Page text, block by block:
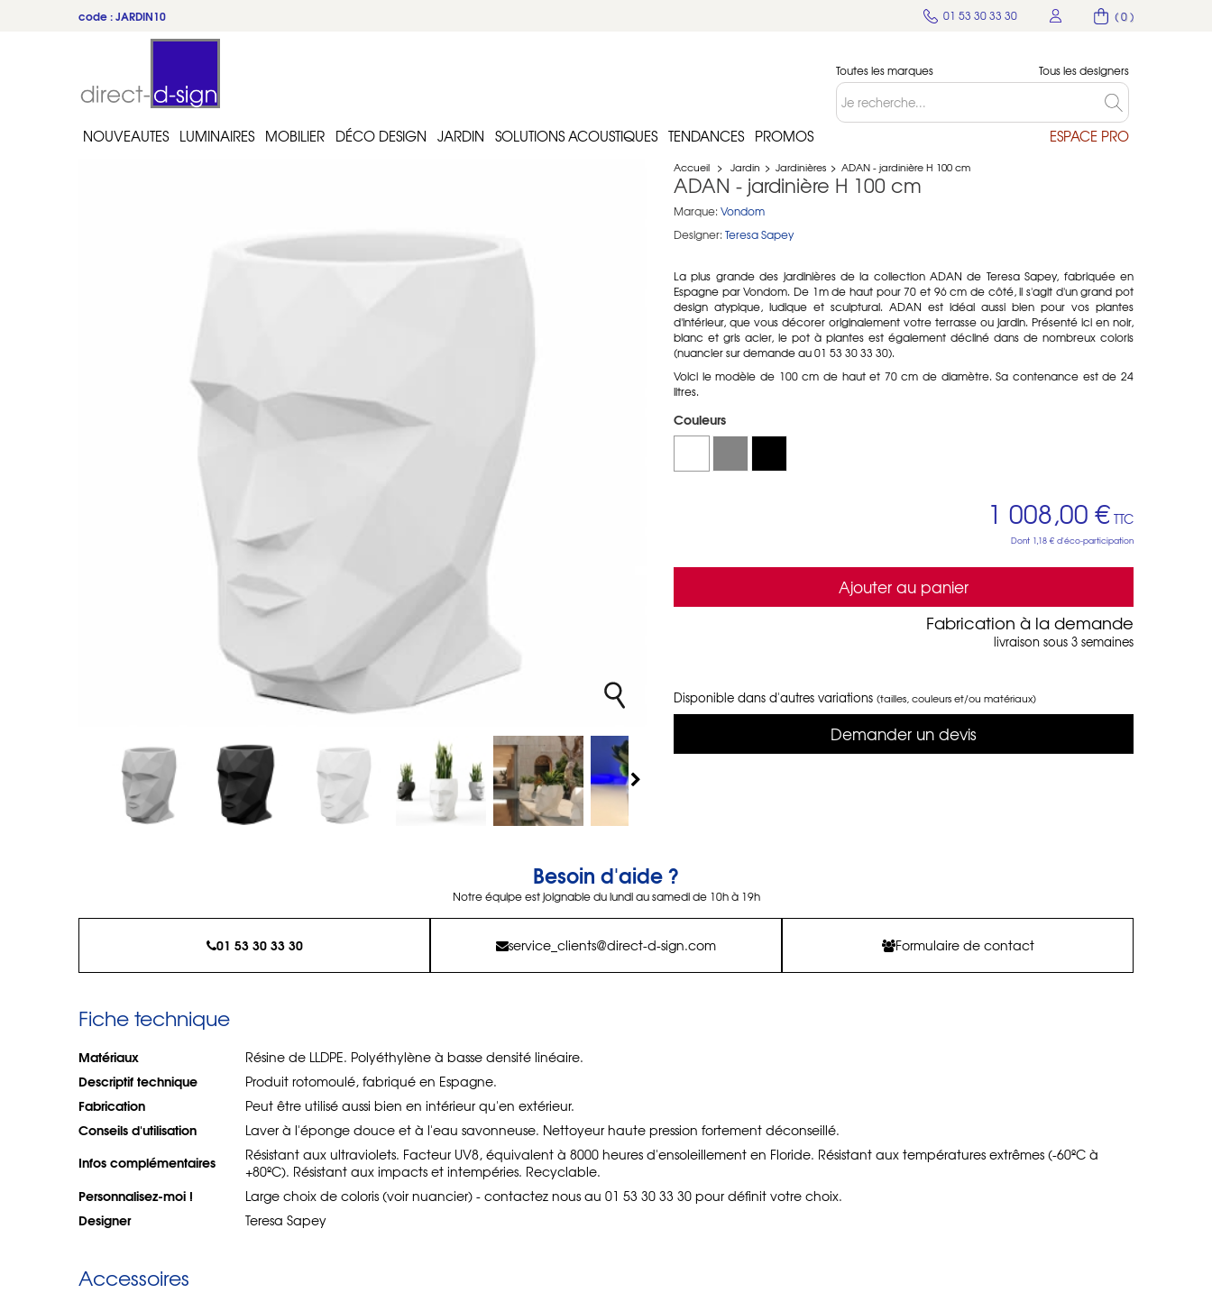
( 0 )
01 53 30 33 30
code : JARDIN10
Toutes les marques Tous les designers
NOUVEAUTES LUMINAIRES MOBILIER DÉCO DESIGN JARDIN SOLUTIONS ACOUSTIQUES TENDANCES PROMOS ESPACE PRO
Accueil > Jardin > Jardinières > ADAN - jardinière H 100 cm
ADAN - jardinière H 100 cm
Marque: Vondom
Designer: Teresa Sapey
La plus grande des jardinières de la collection ADAN de Teresa Sapey, fabriquée en
Espagne par Vondom. De 1m de haut pour 70 et 96 cm de côté, il s'agit d'un grand pot
design atypique, ludique et sculptural. ADAN est idéal aussi bien pour vos plantes
d'intérieur, que vous décorer originalement votre terrasse ou jardin. Présenté ici en noir,
blanc et gris acier, le pot à plantes est également décliné dans de nombreux coloris
(nuancier sur demande au 01 53 30 33 30).
Voici le modèle de 100 cm de haut et 70 cm de diamètre. Sa contenance est de 24
litres.
Couleurs
1 008,00 € TTC
Dont 1,18 € d'éco-participation
Ajouter au panier
Fabrication à la demande
livraison sous 3 semaines
Disponible dans d'autres variations (tailles, couleurs et/ou matériaux)
Demander un devis
Besoin d'aide ?
Notre équipe est joignable du lundi au samedi de 10h à 19h
01 53 30 33 30 service_clients@direct-d-sign.com Formulaire de contact
Fiche technique
Matériaux Résine de LLDPE. Polyéthylène à basse densité linéaire.
Descriptif technique Produit rotomoulé, fabriqué en Espagne.
Fabrication Peut être utilisé aussi bien en intérieur qu'en extérieur.
Conseils d'utilisation Laver à l'éponge douce et à l'eau savonneuse. Nettoyeur haute pression fortement déconseillé.
Infos complémentaires
Résistant aux ultraviolets. Facteur UV8, équivalent à 8000 heures d'ensoleillement en Floride. Résistant aux températures extrêmes (-60ºC à
+80ºC). Résistant aux impacts et intempéries. Recyclable.
Personnalisez-moi ! Large choix de coloris (voir nuancier) - contactez nous au 01 53 30 33 30 pour définit votre choix.
Designer Teresa Sapey
Accessoires